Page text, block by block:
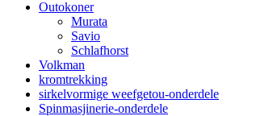
Outokoner
Murata
Savio
Schlafhorst
Volkman
kromtrekking
sirkelvormige weefgetou-onderdele
Spinmasjinerie-onderdele